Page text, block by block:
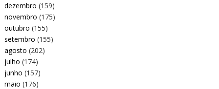
dezembro (159)
novembro (175)
outubro (155)
setembro (155)
agosto (202)
julho (174)
junho (157)
maio (176)